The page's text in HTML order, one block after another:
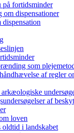
på fortidsminder
om dispensationer
dispensation
som
af regler
af
loven
oldtid i landskabet